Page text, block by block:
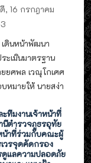
, 16 กรกฎาคม
เดินหน้าพัฒนา
ะเมินมาตรฐาน
ยศพล เวณุโกเศศ
หมายให้ นายสง่า
ทีมงานเจ้าหน้าที่
นีตำรวจภูธรอุทัย
น้าที่ร่วมกับคณะผู้
วรจุดคัดกรอง
ดูแลความปลอดภัย